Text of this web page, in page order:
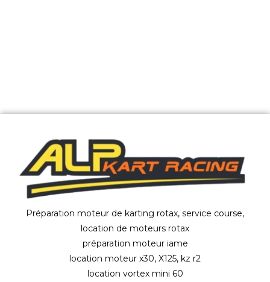
Préparation moteur de karting rotax, service course,
location de moteurs rotax
préparation moteur iame
location moteur x30, X125, kz r2
location vortex mini 60